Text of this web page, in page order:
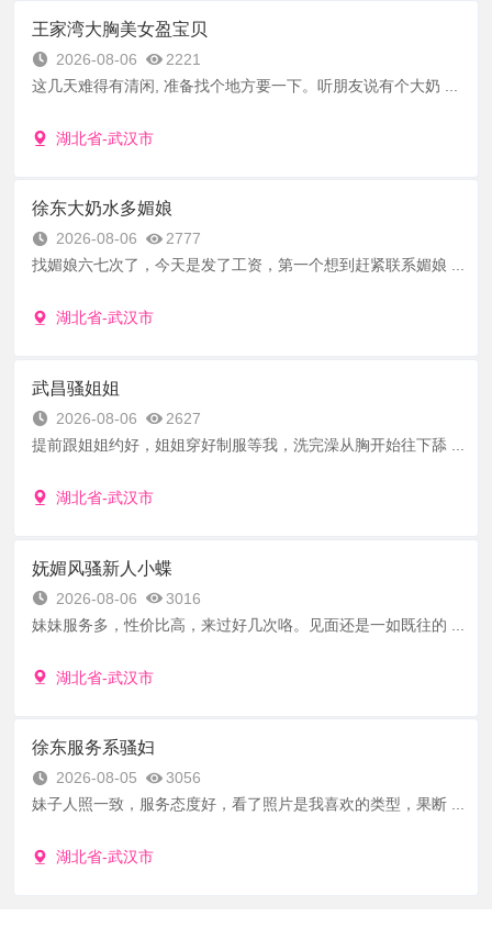
王家湾大胸美女盈宝贝
2026-08-06
2221
这几天难得有清闲, 准备找个地方要一下。听朋友说有个大奶 ...
湖北省-武汉市
徐东大奶水多媚娘
2026-08-06
2777
找媚娘六七次了，今天是发了工资，第一个想到赶紧联系媚娘 ...
湖北省-武汉市
武昌骚姐姐
2026-08-06
2627
提前跟姐姐约好，姐姐穿好制服等我，洗完澡从胸开始往下舔 ...
湖北省-武汉市
妩媚风骚新人小蝶
2026-08-06
3016
妹妹服务多，性价比高，来过好几次咯。见面还是一如既往的 ...
湖北省-武汉市
徐东服务系骚妇
2026-08-05
3056
妹子人照一致，服务态度好，看了照片是我喜欢的类型，果断 ...
湖北省-武汉市